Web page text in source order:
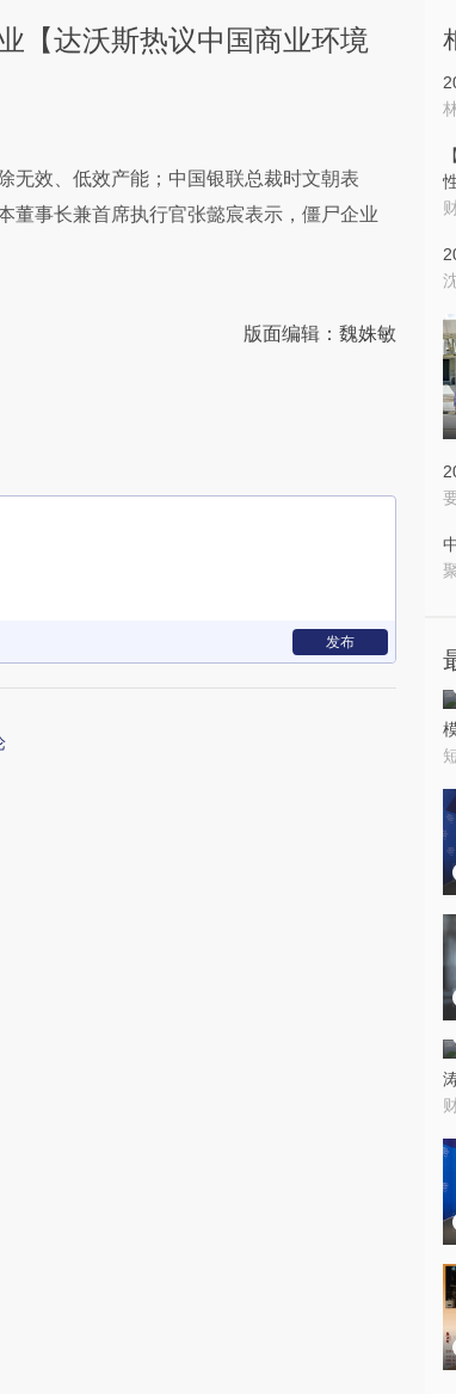
【达沃斯热议中国商业环境
无效、低效产能；中国银联总裁时文朝表
董事长兼首席执行官张懿宸表示，僵尸企业
版面编辑：魏姝敏
发布